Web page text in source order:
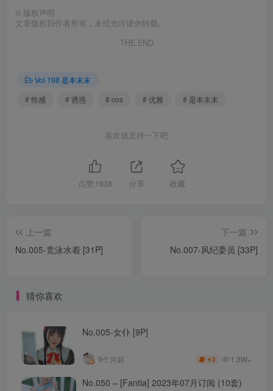
© 版权声明
文章版权归作者所有，未经允许请勿转载。
THE END
Vol.198 是本末末
# 性感
# 诱惑 # cos # 优雅 # 是本末末
喜欢就支持一下吧
点赞 1838 分享 收藏
上一篇
No.005-竞泳水着 [31P]
下一篇
No.007-风纪委员 [33P]
猜你喜欢
No.005-女仆 [9P]
9个月前 ￥3 1.3W+
No.050 – [Fantia] 2023年07月订阅 (10套)